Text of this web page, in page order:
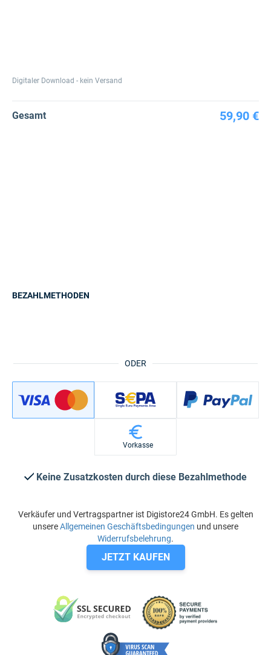
Digitaler Download - kein Versand
Gesamt 59,90 €
ODER
BEZAHLMETHODEN
Vorkasse
Keine Zusatzkosten durch diese Bezahlmethode
Verkäufer und Vertragspartner ist Digistore24 GmbH. Es gelten
unsereAllgemeinen Geschäftsbedingungen und unsere
Widerrufsbelehrung.
JETZT KAUFEN